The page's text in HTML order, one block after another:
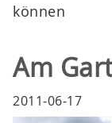
können
Am
2011-06-17